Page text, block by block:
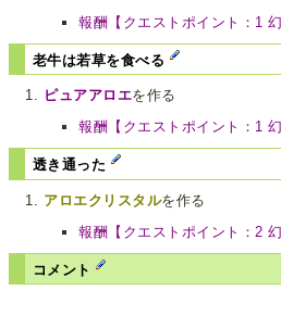
報酬【クエストポイント：1
老牛は若草を食べる
ピュアアロエを作る
報酬【クエストポイント：1
透き通った
アロエクリスタルを作る
報酬【クエストポイント：2
コメント